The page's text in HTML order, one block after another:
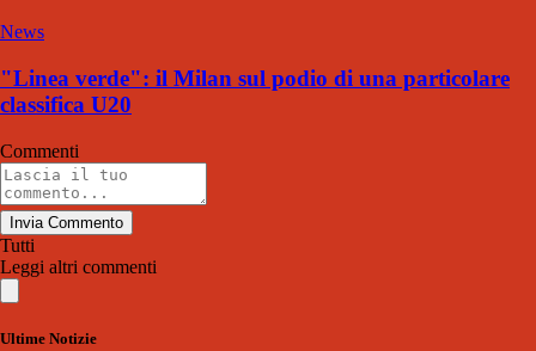
News
"Linea verde": il Milan sul podio di una particolare
classifica U20
Commenti
Invia Commento
Tutti
Leggi altri commenti
Ultime Notizie